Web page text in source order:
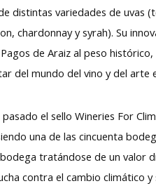
distintas variedades de uvas
chardonnay y syrah). Su
de Araiz al peso
del mundo del vino y del
el sello Wineries For
una de las cincuenta
tratándose de un valor
contra el cambio climático